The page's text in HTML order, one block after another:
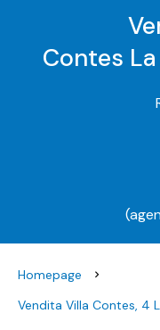
Contes
Homepage
Vendita Villa Contes, 4